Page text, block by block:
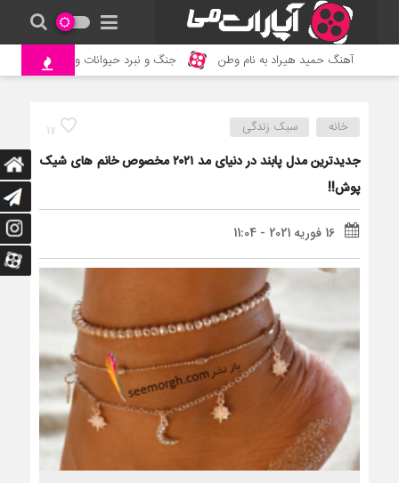
آهنگ حمید هیراد به نام وطن جنگ و نبرد حیوانات وحشی – مستند
17 خانه سبک زندگی
جدیدترین مدل پابند در دنیای مد ۲۰۲۱ مخصوص خانم های شیک
پوش!!
16 فوریه 2021 - 11:04